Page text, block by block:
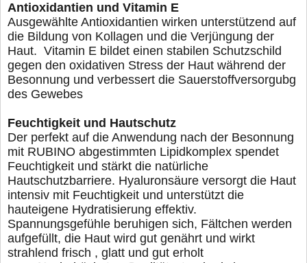
Antioxidantien und Vitamin E
Ausgewählte Antioxidantien wirken unterstützend auf
die Bildung von Kollagen und die Verjüngung der
Haut. Vitamin E bildet einen stabilen Schutzschild
gegen den oxidativen Stress der Haut während der
Besonnung und verbessert die Sauerstoffversorgubg
des Gewebes
Feuchtigkeit und Hautschutz
Der perfekt auf die Anwendung nach der Besonnung
mit RUBINO abgestimmten Lipidkomplex spendet
Feuchtigkeit und stärkt die natürliche
Hautschutzbarriere. Hyaluronsäure versorgt die Haut
intensiv mit Feuchtigkeit und unterstützt die
hauteigene Hydratisierung effektiv.
Spannungsgefühle beruhigen sich, Fältchen werden
aufgefüllt, die Haut wird gut genährt und wirkt
strahlend frisch , glatt und gut erholt